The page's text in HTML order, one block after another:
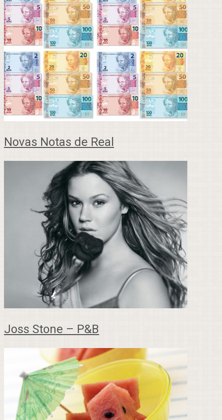
Novas Notas de Real
Joss Stone – P&B